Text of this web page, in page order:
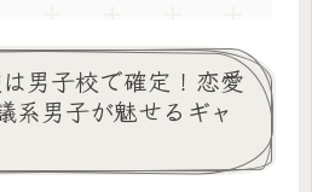
男子校で確定！恋愛
系男子が魅せるギャ